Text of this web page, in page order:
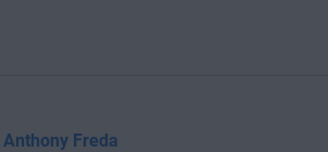
Anthony Freda